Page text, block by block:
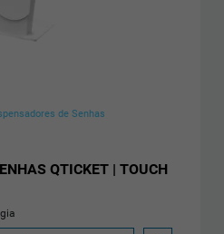
de Senhas
QTICKET | TOUCH